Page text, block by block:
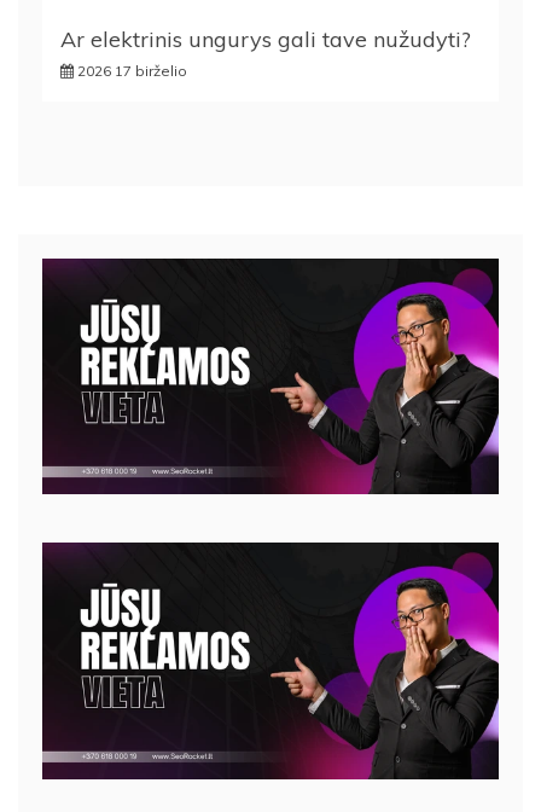
Ar elektrinis ungurys gali tave nužudyti?
2026 17 birželio